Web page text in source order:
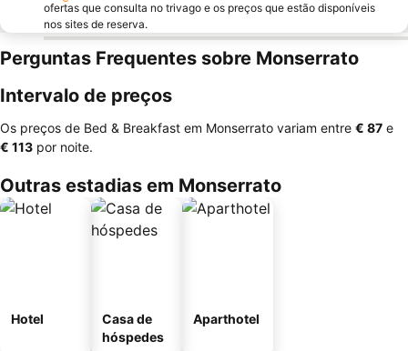
ofertas que consulta no trivago e os preços que estão disponíveis
nos sites de reserva.
Perguntas Frequentes sobre Monserrato
Intervalo de preços
Os preços de Bed & Breakfast em Monserrato variam entre ‎€ 87 e
‎€ 113 por noite.
Outras estadias em Monserrato
Hotel
Casa de
hóspedes
Aparthotel